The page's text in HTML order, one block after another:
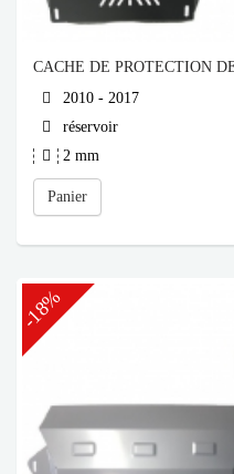
CACHE DE PROTECTION
2010 - 2017
réservoir
2 mm
Panier
-18%